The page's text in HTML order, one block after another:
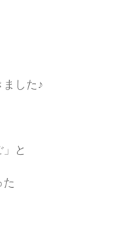
した♪
と
た